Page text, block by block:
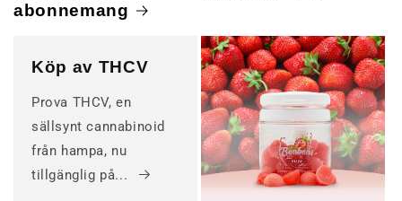
abonnemang
Köp av THCV
Prova THCV, en
sällsynt cannabinoid
från hampa, nu
tillgänglig på...